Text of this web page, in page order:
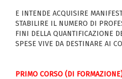
E INTENDE ACQUISIRE
STABILIRE IL NUMERO DI
FINI DELLA QUANTIFICAZIONE
SPESE VIVE DA DESTINARE AI
PRIMO CORSO (DI